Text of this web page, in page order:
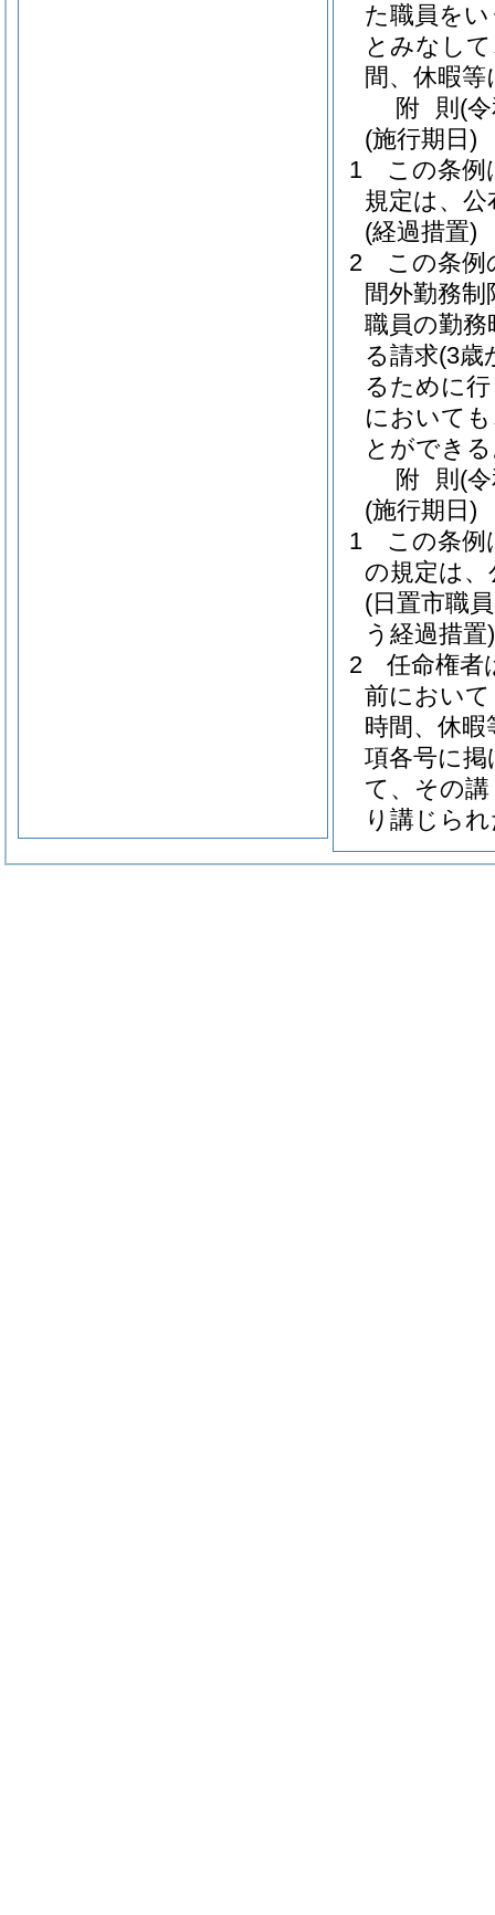
た職員を
とみなし
間、休暇
附 則 (
(施行期日)
1
この条例
規定は、
(経過措置)
2
この条例
間外勤務
職員の勤務
る請求(3歳
るために
において
とができ
附 則 (
(施行期日)
1
この条例
の規定は
(日置市職
う経過措置)
2
任命権者
前におい
時間、休
項各号に
て、その
り講じら